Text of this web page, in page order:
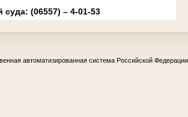
(06557) – 4-01-53
автоматизированная система Российской